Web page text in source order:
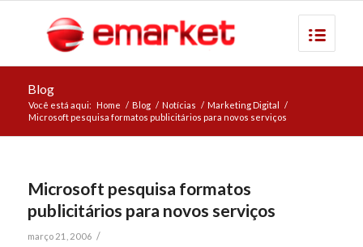
Blog
Você está aqui: Home / Blog / Notícias / Marketing Digital /
Microsoft pesquisa formatos publicitários para novos serviços
Microsoft pesquisa formatos
publicitários para novos serviços
março 21, 2006 /